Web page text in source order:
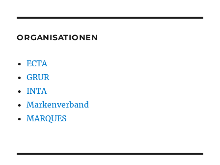
ORGANISATIONEN
ECTA
GRUR
INTA
Markenverband
MARQUES